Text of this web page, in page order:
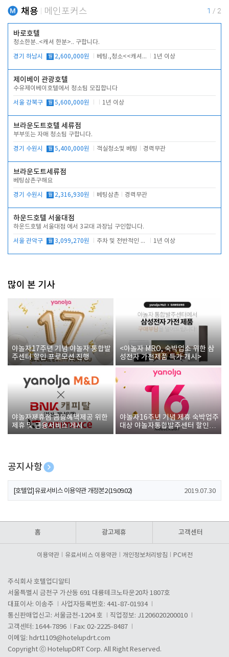
채용 메인포커스 1 / 2
바로호텔
청소한분..<캐셔 한분>.. 구합니다.
경기 하남시 월 2,600,000원 베팅.,청소<<캐셔 모셔봅니다. 1년 이상
제이베이 관광호텔
수유제이베이호텔에서 청소팀 모집합니다
서울 강북구 월 5,600,000원 1년 이상
브라운도트호텔 세류점
부부또는 자매 청소팀 구합니다.
경기 수원시 월 5,400,000원 객실청소및 베팅 경력무관
브라운도트세류점
베팅삼촌구해요
경기 수원시 월 2,316,930원 베팅삼촌 경력무관
하운드호텔 서울대점
하운드호텔 서울대점 에서 3교대 과장님 구인합니다.
서울 관악구 월 3,099,270원 주차 및 전반적인 당번업무 1년 이상
많이 본 기사
야놀자17주년 기념 야놀자 통합발
주센터 할인 프로모션 진행
<야놀자 MRO, 숙박업소 위한 삼
성전자 가전제품 특가 개시>
야놀자제휴점 금융혜택제공 위한
제휴 및 금융서비스 게시
야놀자16주년 기념 제휴 숙박업주
대상 야놀자통합발주센터 할인쿠
폰 증정
공지사항
[호텔업] 개인정보 처리방침 개정본1 (19.09.02)
[호텔업] 유료서비스 이용약관 개정본2 (19.09.02) 2019.07.30
홈 광고제휴 고객센터
이용약관 유료서비스 이용약관 개인정보처리방침 PC버전
주식회사 호텔업디알티
서울특별시 금천구 가산동 691 대륭테크노타운20차 1807호
대표이사: 이송주
사업자등록번호: 441-87-01934
통신판매업신고: 서울금천-1204 호
직업정보: J1206020200010
고객센터: 1644-7896
Fax: 02-2225-8487
이메일: hdrt1109@hotelupdrt.com
Copyright ⓒ HotelupDRT Corp. All Right Reserved.